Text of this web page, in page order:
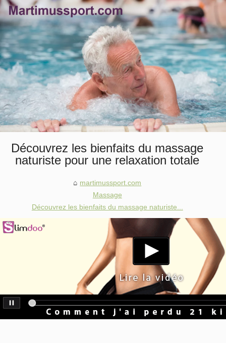
Découvrez les bienfaits du massage
naturiste pour une relaxation totale
martimussport.com
Massage
Découvrez les bienfaits du massage naturiste...